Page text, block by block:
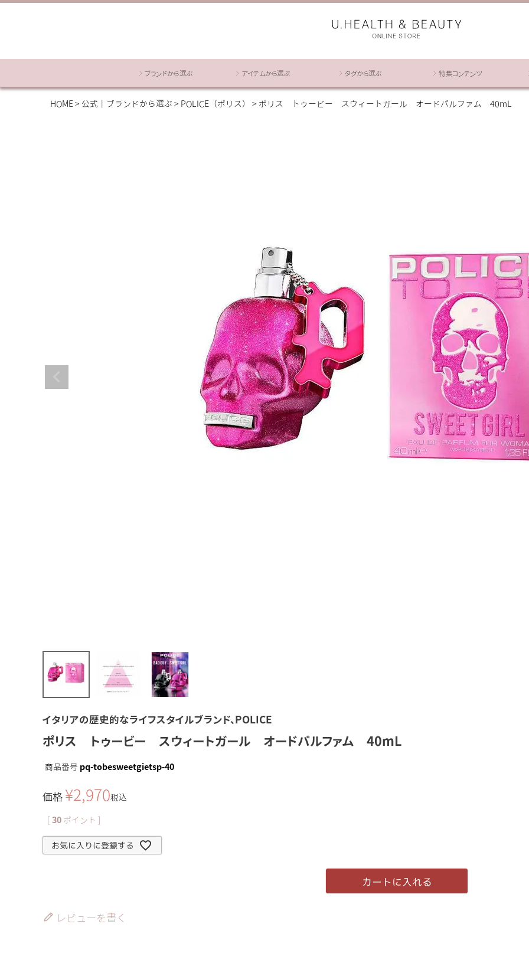
ブランドから選ぶ アイテムから選ぶ タグから選ぶ 特集コンテンツ
HOME 公式｜ブランドから選ぶ POLICE（ポリス） ポリス トゥービー スウィートガール オードパルファム 40mL
イタリアの歴史的なライフスタイルブランド、POLICE
ポリス トゥービー スウィートガール オードパルファム 40mL
商品番号 pq-tobesweetgietsp-40
価格 ¥2,970税込
30 ポイント ]
お気に入りに登録する
カートに入れる
レビューを書く